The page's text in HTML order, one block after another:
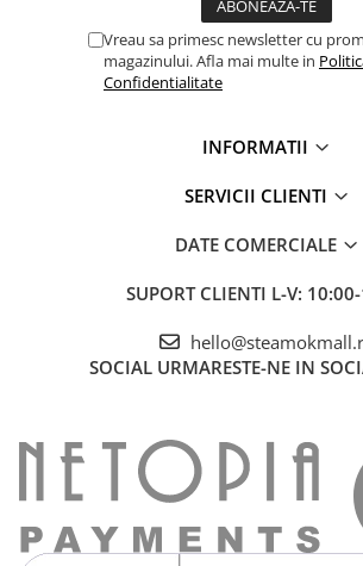
Vreau sa primesc newsletter cu
magazinului. Afla mai multe in
Confidentialitate
INFORMATII
SERVICII CLIENTI
DATE COMERCIALE
SUPORT CLIENTI L-V:
SOCIAL URMARESTE-NE IN